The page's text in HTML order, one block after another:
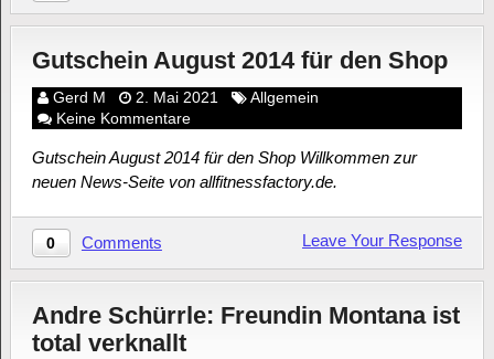
Gutschein August 2014 für den Shop
Gerd M 2. Mai 2021
Allgemein
Keine Kommentare
Gutschein August 2014 für den Shop Willkommen zur
neuen News-Seite von allfitnessfactory.de.
0 Comments Leave Your Response
Andre Schürrle: Freundin Montana ist
total verknallt